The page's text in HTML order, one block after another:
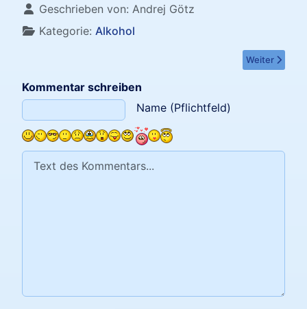
Geschrieben von: Andrej Götz
Kategorie: Alkohol
Nächster
Weiter
Kommentar schreiben
Name (Pflichtfeld)
Text des Kommentars